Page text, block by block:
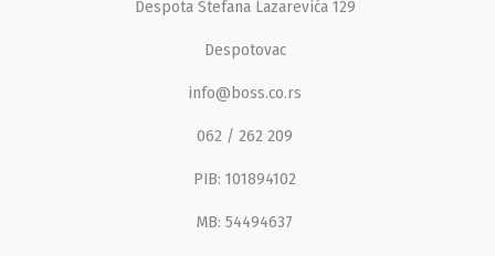
Despota Stefana Lazarevića 129
Despotovac
info@boss.co.rs
062 / 262 209
PIB: 101894102
MB: 54494637